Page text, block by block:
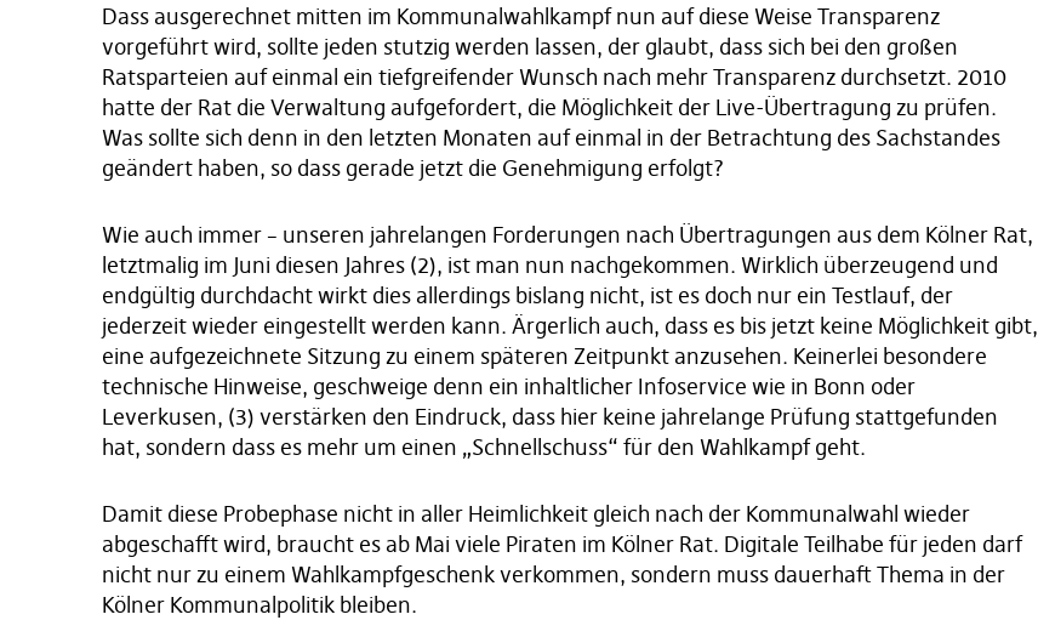
Dass ausgerechnet mitten im Kommunalwahlkampf nun auf diese Weise Transparenz
vorgeführt wird, sollte jeden stutzig werden lassen, der glaubt, dass sich bei den großen
Ratsparteien auf einmal ein tiefgreifender Wunsch nach mehr Transparenz durchsetzt. 2010
hatte der Rat die Verwaltung aufgefordert, die Möglichkeit der Live-Übertragung zu prüfen.
Was sollte sich denn in den letzten Monaten auf einmal in der Betrachtung des Sachstandes
geändert haben, so dass gerade jetzt die Genehmigung erfolgt?
Wie auch immer – unseren jahrelangen Forderungen nach Übertragungen aus dem Kölner Rat,
letztmalig im Juni diesen Jahres (2), ist man nun nachgekommen. Wirklich überzeugend und
endgültig durchdacht wirkt dies allerdings bislang nicht, ist es doch nur ein Testlauf, der
jederzeit wieder eingestellt werden kann. Ärgerlich auch, dass es bis jetzt keine Möglichkeit gibt,
eine aufgezeichnete Sitzung zu einem späteren Zeitpunkt anzusehen. Keinerlei besondere
technische Hinweise, geschweige denn ein inhaltlicher Infoservice wie in Bonn oder
Leverkusen, (3) verstärken den Eindruck, dass hier keine jahrelange Prüfung stattgefunden
hat, sondern dass es mehr um einen „Schnellschuss“ für den Wahlkampf geht.
Damit diese Probephase nicht in aller Heimlichkeit gleich nach der Kommunalwahl wieder
abgeschafft wird, braucht es ab Mai viele Piraten im Kölner Rat. Digitale Teilhabe für jeden darf
nicht nur zu einem Wahlkampfgeschenk verkommen, sondern muss dauerhaft Thema in der
Kölner Kommunalpolitik bleiben.